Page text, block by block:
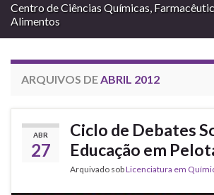
Centro de Ciências Químicas,
Alimentos
ARQUIVOS DEABRIL 2012
ABR
27
Ciclo de Debates
Educação em
Arquivado sobLicenciatura em